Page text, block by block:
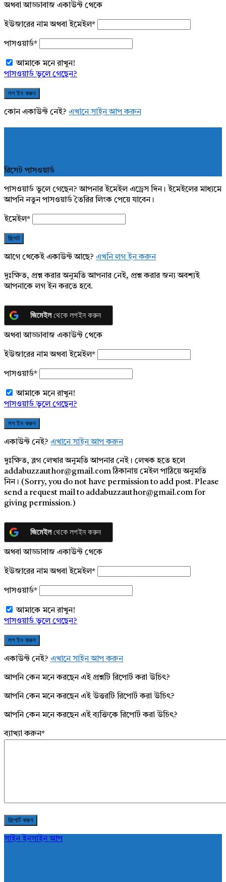
অথবা আড্ডাবাজ একাউন্ট থেকে
ইউজারের নাম অথবা ইমেইল*
পাসওয়ার্ড*
আমাকে মনে রাখুন!
পাসওয়ার্ড ভুলে গেছেন?
কোন একাউন্ট নেই? এখানে সাইন আপ করুন
রিসেট পাসওয়ার্ড
পাসওয়ার্ড ভুলে গেছেন? আপনার ইমেইল এড্রেস দিন। ইমেইলের মাধ্যমে
আপনি নতুন পাসওয়ার্ড তৈরির লিংক পেয়ে যাবেন।
ইমেইল*
আগে থেকেই একাউন্ট আছে? এখনি লগ ইন করুন
দুঃক্ষিত, প্রশ্ন করার অনুমতি আপনার নেই, প্রশ্ন করার জন্য অবশ্যই
আপনাকে লগ ইন করতে হবে.
জিমেইলথেকে লগইন করুন
অথবা আড্ডাবাজ একাউন্ট থেকে
ইউজারের নাম অথবা ইমেইল*
পাসওয়ার্ড*
আমাকে মনে রাখুন!
পাসওয়ার্ড ভুলে গেছেন?
একাউন্ট নেই? এখানে সাইন আপ করুন
দুঃক্ষিত, ব্লগ লেখার অনুমতি আপনার নেই। লেখক হতে হলে
addabuzzauthor@gmail.com ঠিকানায় মেইল পাঠিয়ে অনুমতি
নিন। (Sorry, you do not have permission to add post. Please
send a request mail to addabuzzauthor@gmail.com for
giving permission.)
জিমেইলথেকে লগইন করুন
অথবা আড্ডাবাজ একাউন্ট থেকে
ইউজারের নাম অথবা ইমেইল*
পাসওয়ার্ড*
আমাকে মনে রাখুন!
পাসওয়ার্ড ভুলে গেছেন?
একাউন্ট নেই? এখানে সাইন আপ করুন
আপনি কেন মনে করছেন এই প্রশ্নটি রিপোর্ট করা উচিৎ?
আপনি কেন মনে করছেন এই উত্তরটি রিপোর্ট করা উচিৎ?
আপনি কেন মনে করছেন এই ব্যক্তিকে রিপোর্ট করা উচিৎ?
ব্যাখ্যা করুন*
সাইন ইনসাইন আপ